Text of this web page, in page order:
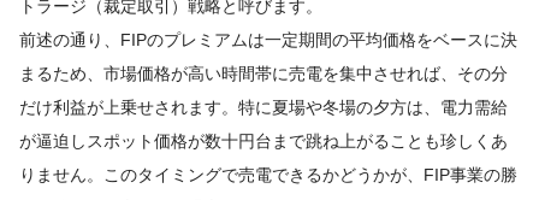
トラージ（裁定取引）戦略と呼びます。
前述の通り、FIPのプレミアムは一定期間の平均価格をベースに決
まるため、市場価格が高い時間帯に売電を集中させれば、その分
だけ利益が上乗せされます。特に夏場や冬場の夕方は、電力需給
が逼迫しスポット価格が数十円台まで跳ね上がることも珍しくあ
りません。このタイミングで売電できるかどうかが、FIP事業の勝